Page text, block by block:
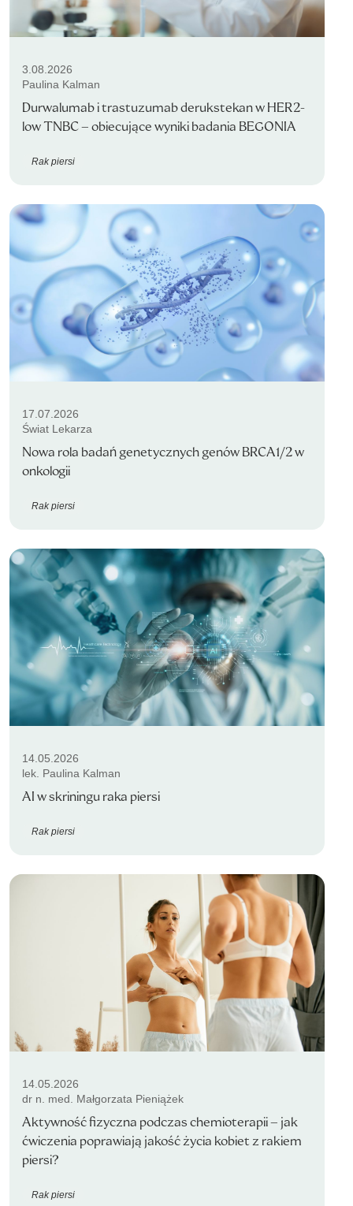
3.08.2026
Paulina Kalman
Durwalumab i trastuzumab derukstekan w HER2-
low TNBC – obiecujące wyniki badania BEGONIA
Rak piersi
17.07.2026
Świat Lekarza
Nowa rola badań genetycznych genów BRCA1/2 w
onkologii
Rak piersi
14.05.2026
lek. Paulina Kalman
AI w skriningu raka piersi
Rak piersi
14.05.2026
dr n. med. Małgorzata Pieniążek
Aktywność fizyczna podczas chemioterapii – jak
ćwiczenia poprawiają jakość życia kobiet z rakiem
piersi?
Rak piersi